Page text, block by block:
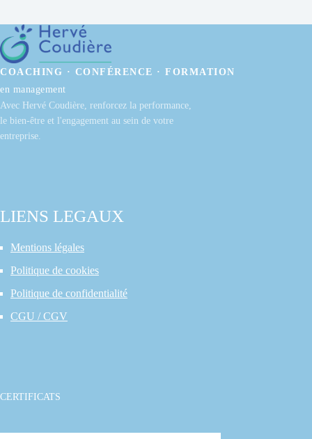
COACHING · CONFÉRENCE · FORMATION
en management
Avec Hervé Coudière, renforcez la performance,
le bien-être et l'engagement au sein de votre
entreprise.
LIENS LEGAUX
Mentions légales
Politique de cookies
Politique de confidentialité
CGU / CGV
CERTIFICATS